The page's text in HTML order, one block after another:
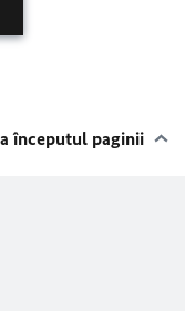
începutul paginii